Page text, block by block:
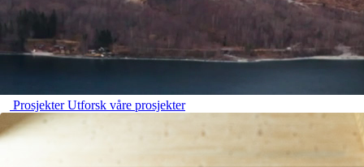
ProsjekterUtforsk våre prosjekter